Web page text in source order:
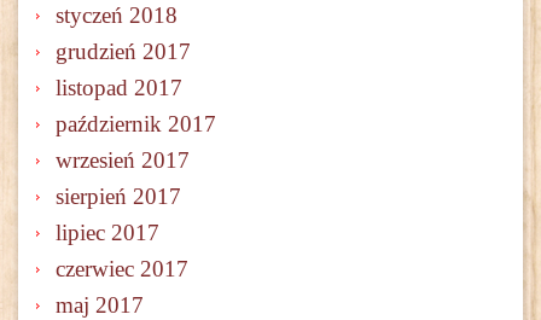
styczeń 2018
grudzień 2017
listopad 2017
październik 2017
wrzesień 2017
sierpień 2017
lipiec 2017
czerwiec 2017
maj 2017